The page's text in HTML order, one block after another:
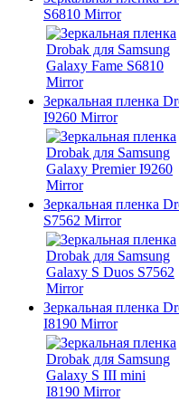
S6810 Mirror
Зеркальная пленка
I9260 Mirror
Зеркальная пленка
S7562 Mirror
Зеркальная пленка
I8190 Mirror